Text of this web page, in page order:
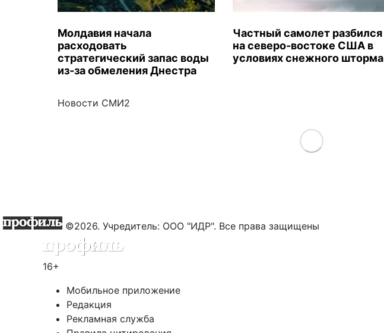
Молдавия начала
расходовать
стратегический запас воды
из-за обмеления Днестра
Частный самолет разбился
на северо-востоке США в
условиях снежного шторма
Новости СМИ2
Load More
©2026. Учредитель: ООО "ИДР". Все права защищены
16+
Мобильное приложение
Редакция
Рекламная служба